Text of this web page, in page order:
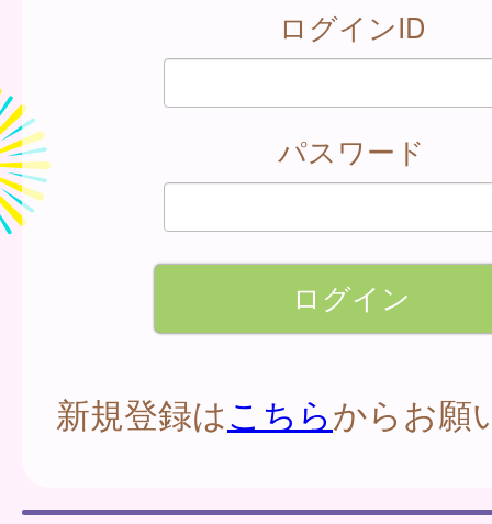
ログインID
パスワード
新規登録はこちらからお願